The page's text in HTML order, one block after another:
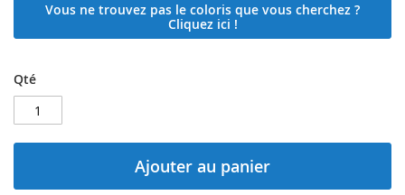
Vous ne trouvez pas le coloris que vous cherchez ?
Cliquez ici !
Qté
Ajouter au panier